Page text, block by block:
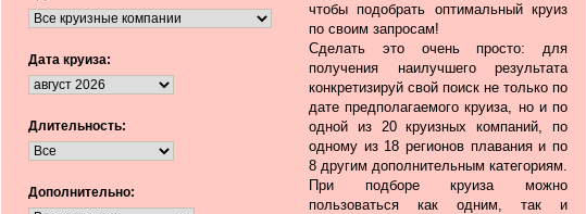
Дата круиза:
Длительность:
Дополнительно:
чтобы подобрать оптимальный круиз
по своим запросам!
Сделать это очень просто: для
получения наилучшего результата
конкретизируй свой поиск не только по
дате предполагаемого круиза, но и по
одной из 20 круизных компаний, по
одному из 18 регионов плавания и по
8 другим дополнительным категориям.
При подборе круиза можно
пользоваться как одним, так и